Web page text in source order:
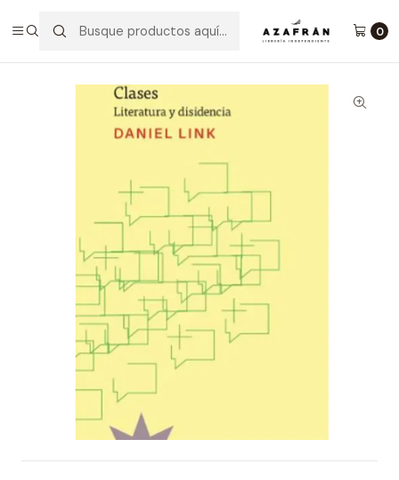
0
Ensayo
Clases - Literatura Y Disidencia